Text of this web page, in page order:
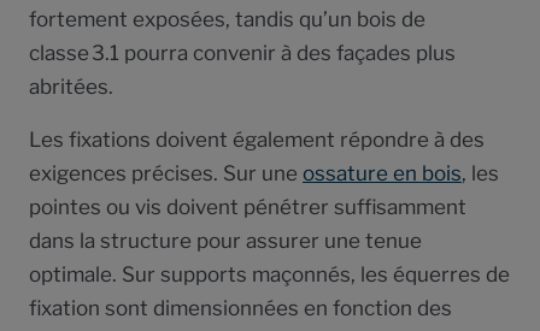
fortement exposées, tandis qu’un bois de
classe 3.1 pourra convenir à des façades plus
abritées.
Les fixations doivent également répondre à des
exigences précises. Sur une ossature en bois, les
pointes ou vis doivent pénétrer suffisamment
dans la structure pour assurer une tenue
optimale. Sur supports maçonnés, les équerres de
fixation sont dimensionnées en fonction des